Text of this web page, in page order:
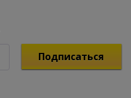
Подписаться